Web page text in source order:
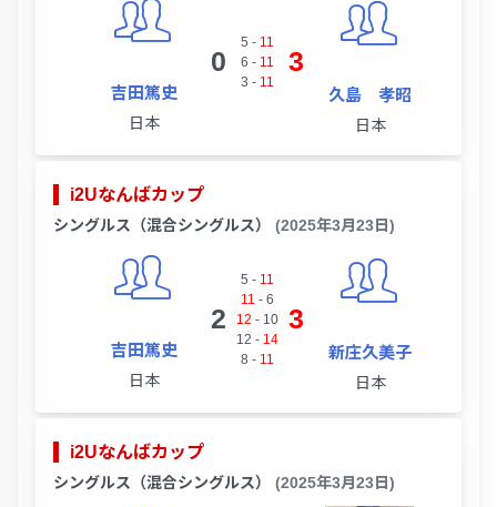
吉田篤史
日本
0
5 - 11
6 - 11
3 - 11
3
久島 孝昭
日本
i2Uなんばカップ
シングルス（混合シングルス） (2025年3月23日)
吉田篤史
日本
2
5 - 11
11 - 6
12 - 10
12 - 14
8 - 11
3
新庄久美子
日本
i2Uなんばカップ
シングルス（混合シングルス） (2025年3月23日)